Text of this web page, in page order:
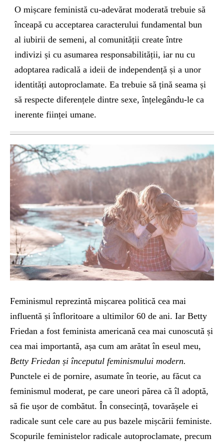
O mișcare feministă cu-adevărat moderată trebuie să
înceapă cu acceptarea caracterului fundamental bun
al iubirii de semeni, al comunității create între
indivizi și cu asumarea responsabilității, iar nu cu
adoptarea radicală a ideii de independență și a unor
identități autoproclamate. Ea trebuie să țină seama și
să respecte diferențele dintre sexe, înțelegându-le ca
inerente ființei umane.
Feminismul reprezintă mișcarea politică cea mai
influentă și înfloritoare a ultimilor 60 de ani. Iar Betty
Friedan a fost feminista americană cea mai cunoscută și
cea mai importantă, așa cum am arătat în eseul meu,
Betty Friedan și începutul feminismului modern.
Punctele ei de pornire, asumate în teorie, au făcut ca
feminismul moderat, pe care uneori părea că îl adoptă,
să fie ușor de combătut. În consecință, tovarășele ei
radicale sunt cele care au pus bazele mișcării feministe.
Scopurile feministelor radicale autoproclamate, precum